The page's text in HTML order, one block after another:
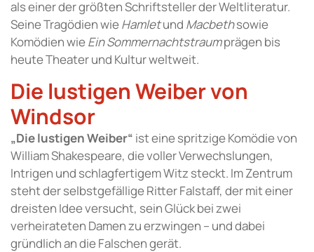
als einer der größten Schriftsteller der Weltliteratur.
Seine Tragödien wieHamletund Macbethsowie
Komödien wieEin Sommernachtstraumprägen bis
heute Theater und Kultur weltweit.
Die lustigen Weiber von
Windsor
„Die lustigen Weiber“ ist eine spritzige Komödie von
William Shakespeare, die voller Verwechslungen,
Intrigen und schlagfertigem Witz steckt. Im Zentrum
steht der selbstgefällige Ritter Falstaff, der mit einer
dreisten Idee versucht, sein Glück bei zwei
verheirateten Damen zu erzwingen – und dabei
gründlich an die Falschen gerät.